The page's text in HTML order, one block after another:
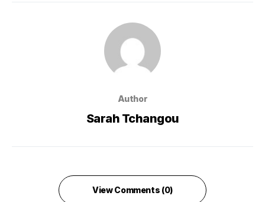
Author
Sarah Tchangou
View Comments (0)